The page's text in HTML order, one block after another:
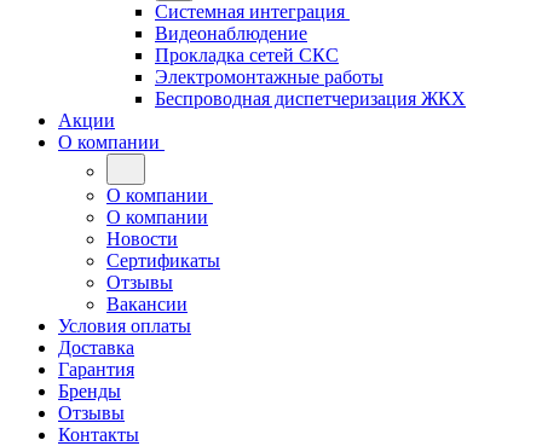
Системная интеграция
Видеонаблюдение
Прокладка сетей СКС
Электромонтажные работы
Беспроводная диспетчеризация ЖКХ
Акции
О компании
О компании
О компании
Новости
Сертификаты
Отзывы
Вакансии
Условия оплаты
Доставка
Гарантия
Бренды
Отзывы
Контакты